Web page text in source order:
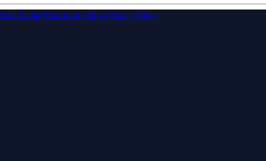
İlanlar Ekonomi Dünya Spor Eğitim